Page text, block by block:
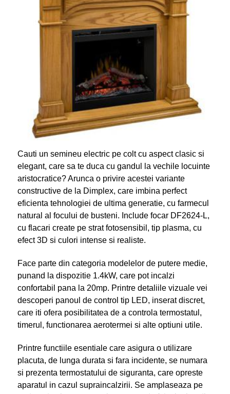
Cauti un semineu electric pe colt cu aspect clasic si
elegant, care sa te duca cu gandul la vechile locuinte
aristocratice? Arunca o privire acestei variante
constructive de la Dimplex, care imbina perfect
eficienta tehnologiei de ultima generatie, cu farmecul
natural al focului de busteni. Include focar DF2624-L,
cu flacari create pe strat fotosensibil, tip plasma, cu
efect 3D si culori intense si realiste.
Face parte din categoria modelelor de putere medie,
punand la dispozitie 1.4kW, care pot incalzi
confortabil pana la 20mp. Printre detaliile vizuale vei
descoperi panoul de control tip LED, inserat discret,
care iti ofera posibilitatea de a controla termostatul,
timerul, functionarea aerotermei si alte optiuni utile.
Printre functiile esentiale care asigura o utilizare
placuta, de lunga durata si fara incidente, se numara
si prezenta termostatului de siguranta, care opreste
aparatul in cazul supraincalzirii. Se amplaseaza pe